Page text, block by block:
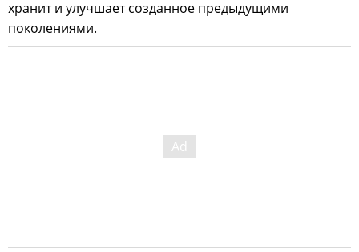
хранит и улучшает созданное предыдущими
поколениями.